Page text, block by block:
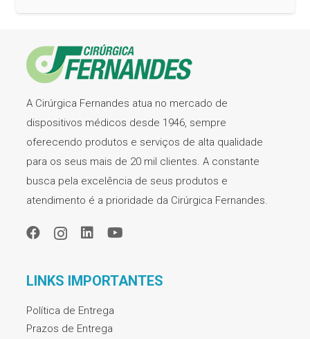
A Cirúrgica Fernandes atua no mercado de
dispositivos médicos desde 1946, sempre
oferecendo produtos e serviços de alta qualidade
para os seus mais de 20 mil clientes. A constante
busca pela excelência de seus produtos e
atendimento é a prioridade da Cirúrgica Fernandes.
LINKS IMPORTANTES
Política de Entrega
Prazos de Entrega